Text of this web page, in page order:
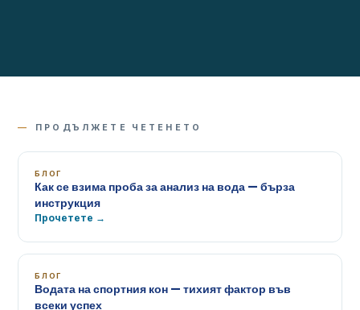
— ПРОДЪЛЖЕТЕ ЧЕТЕНЕТО
БЛОГ
Как се взима проба за анализ на вода — бърза
инструкция
Прочетете →
БЛОГ
Водата на спортния кон — тихият фактор във
всеки успех